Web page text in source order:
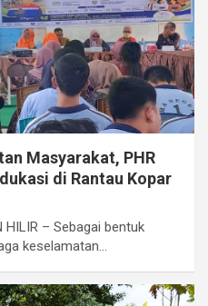
Masyarakat, PHR
di Rantau Kopar
– Sebagai bentuk
keselamatan…